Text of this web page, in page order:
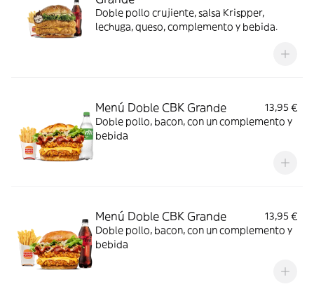
Doble pollo crujiente, salsa Krispper,
lechuga, queso, complemento y bebida.
Menú Doble CBK Grande
13,95 €
Doble pollo, bacon, con un complemento y
bebida
Menú Doble CBK Grande
13,95 €
Doble pollo, bacon, con un complemento y
bebida